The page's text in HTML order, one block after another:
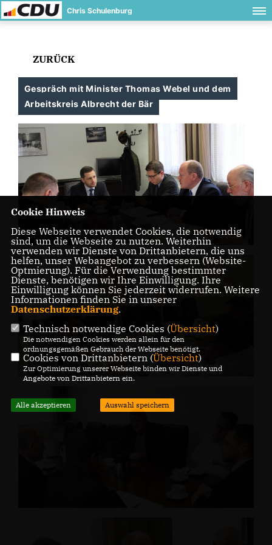
Chris Schulenburg
ZURÜCK
Gespräch mit Minister Thomas Webel und dem
Arbeitskreis Albrecht der Bär
Cookie Hinweis
Diese Webseite verwendet Cookies, die notwendig
sind, um die Webseite zu nutzen. Weiterhin
verwenden wir Dienste von Drittanbietern, die uns
helfen, unser Webangebot zu verbessern (Website-
Optmierung). Für die Verwendung bestimmter
Dienste, benötigen wir Ihre Einwilligung. Ihre
Einwilligung können Sie jederzeit widerrufen. Weitere
Informationen finden Sie in unserer
Datenschutzerklärung.
Technisch notwendige Cookies (Übersicht)
Die notwendigen Cookies werden allein für den
ordnungsgemäßen Gebrauch der Webseite benötigt.
Cookies von Drittanbietern (Übersicht)
Zur Optimierung unserer Webseite binden wir Dienste und
Angebote von Drittanbietern ein.
Alle akzeptieren Auswahl speichern